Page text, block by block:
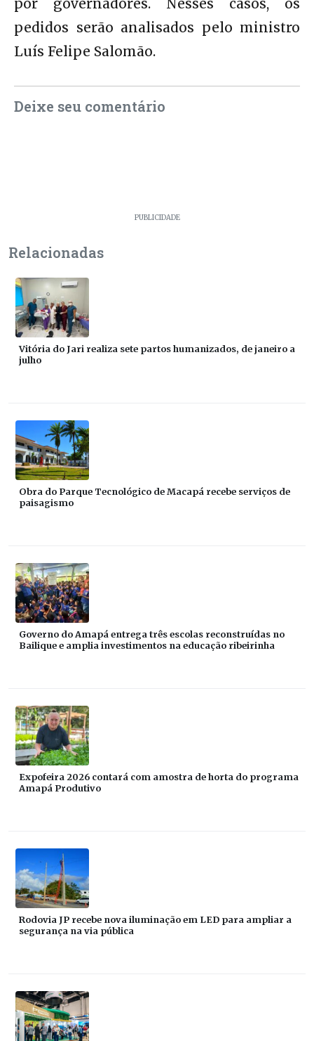
por governadores. Nesses casos, os
pedidos serão analisados pelo ministro
Luís Felipe Salomão.
Deixe seu comentário
PUBLICIDADE
Relacionadas
Vitória do Jari realiza sete partos humanizados, de janeiro a
julho
Obra do Parque Tecnológico de Macapá recebe serviços de
paisagismo
Governo do Amapá entrega três escolas reconstruídas no
Bailique e amplia investimentos na educação ribeirinha
Expofeira 2026 contará com amostra de horta do programa
Amapá Produtivo
Rodovia JP recebe nova iluminação em LED para ampliar a
segurança na via pública